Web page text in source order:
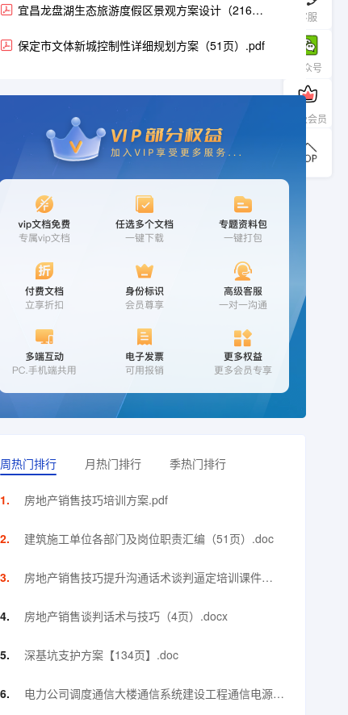
客服
公众号
升级会员
宜昌龙盘湖生态旅游度假区景观方案设计（216
保定市文体新城控制性详细规划方案（51页）.pdf
周热门排行 月热门排行 季热门排行
房地产销售技巧培训方案.pdf
建筑施工单位各部门及岗位职责汇编（51页）.doc
房地产销售技巧提升沟通话术谈判逼定培训课件
（144页）.ppt
房地产销售谈判话术与技巧（4页）.docx
深基坑支护方案【134页】.doc
电力公司调度通信大楼通信系统建设工程通信电源施